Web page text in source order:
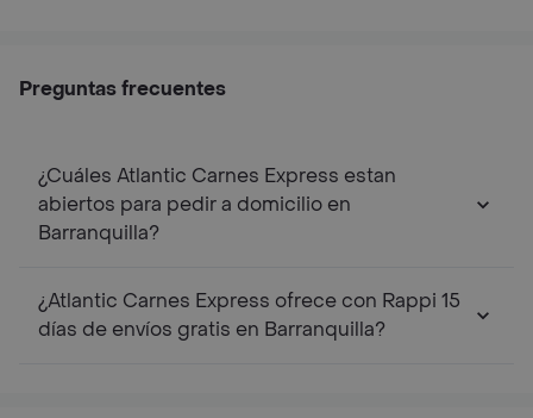
Preguntas frecuentes
¿Cuáles Atlantic Carnes Express estan
abiertos para pedir a domicilio en
Barranquilla?
¿Atlantic Carnes Express ofrece con Rappi 15
días de envíos gratis en Barranquilla?